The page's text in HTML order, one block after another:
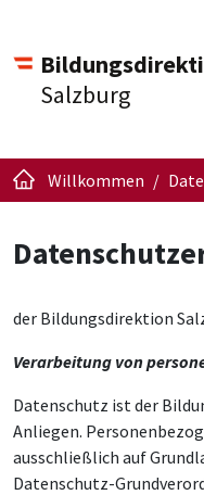
Salzburg
Willkommen
der Bildungsdirektion
Verarbeitung von
Datenschutz ist der
Anliegen.
ausschließlich auf
Datenschutz-